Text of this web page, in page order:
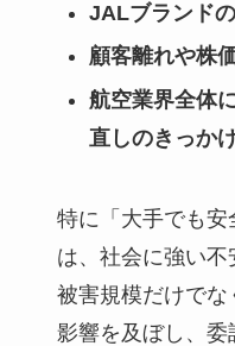
JALブランド
顧客離れや株
航空業界全体
直しのきっか
特に「大手でも
は、社会に強い不
被害規模だけでな
影響を及ぼし、